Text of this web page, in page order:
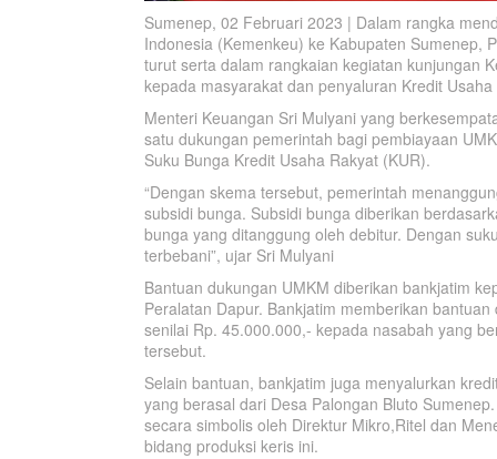
Sumenep, 02 Februari 2023 | Dalam rangka
Indonesia (Kemenkeu) ke Kabupaten Sumenep,
turut serta dalam rangkaian kegiatan kunjungan
kepada masyarakat dan penyaluran Kredit
Menteri Keuangan Sri Mulyani yang
satu dukungan pemerintah bagi pembiayaan
Suku Bunga Kredit Usaha Rakyat (KUR).
“Dengan skema tersebut, pemerintah
subsidi bunga. Subsidi bunga diberikan
bunga yang ditanggung oleh debitur. Dengan
terbebani”, ujar Sri Mulyani
Bantuan dukungan UMKM diberikan bankjatim
Peralatan Dapur. Bankjatim memberikan
senilai Rp. 45.000.000,- kepada nasabah yang
tersebut.
Selain bantuan, bankjatim juga menyalurkan
yang berasal dari Desa Palongan Bluto
secara simbolis oleh Direktur Mikro,Ritel dan
bidang produksi keris ini.